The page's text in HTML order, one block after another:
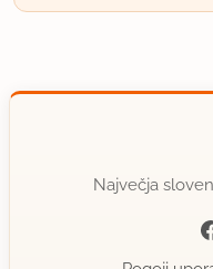
Največja